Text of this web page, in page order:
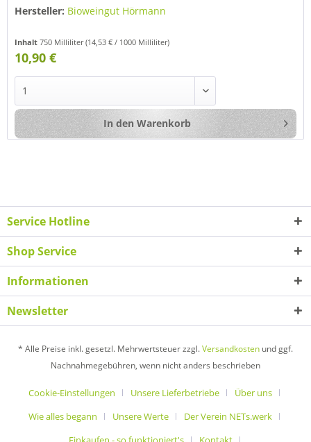
Hersteller: Bioweingut Hörmann
Inhalt750 Milliliter(14,53 € / 1000 Milliliter)
10,90 €
In den Warenkorb
Service Hotline
Shop Service
Informationen
Newsletter
* Alle Preise inkl. gesetzl. Mehrwertsteuer zzgl.Versandkosten und ggf.
Nachnahmegebühren, wenn nicht anders beschrieben
Cookie-Einstellungen Unsere Lieferbetriebe
Über uns
Wie alles begann
Unsere Werte
Der Verein NETs.werk